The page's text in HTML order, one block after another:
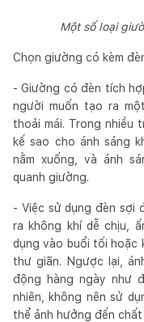
Một số loại
Chọn giường có kèm
- Giường có đèn tích
người muốn tạo ra
thoải mái. Trong nhiều
kế sao cho ánh sáng
nằm xuống, và ánh
quanh giường.
- Việc sử dụng đèn sợi
ra không khí dễ chịu,
dụng vào buổi tối hoặc
thư giãn. Ngược lại,
động hàng ngày như
nhiên, không nên sử
thể ảnh hưởng đến